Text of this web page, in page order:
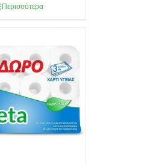
Περισσότερα